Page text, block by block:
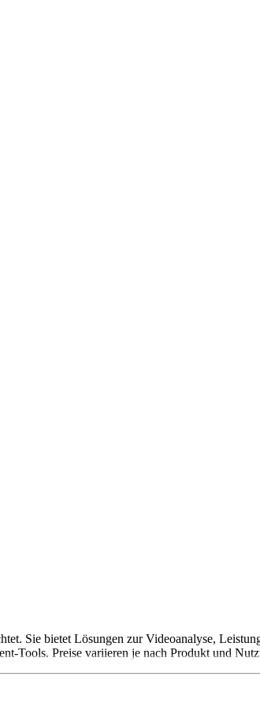
Sie bietet Lösungen zur Videoanalyse,
Tools. Preise variieren je nach Produkt und